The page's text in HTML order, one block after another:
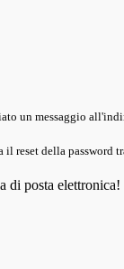
un messaggio
il reset della password
di posta elettronica!